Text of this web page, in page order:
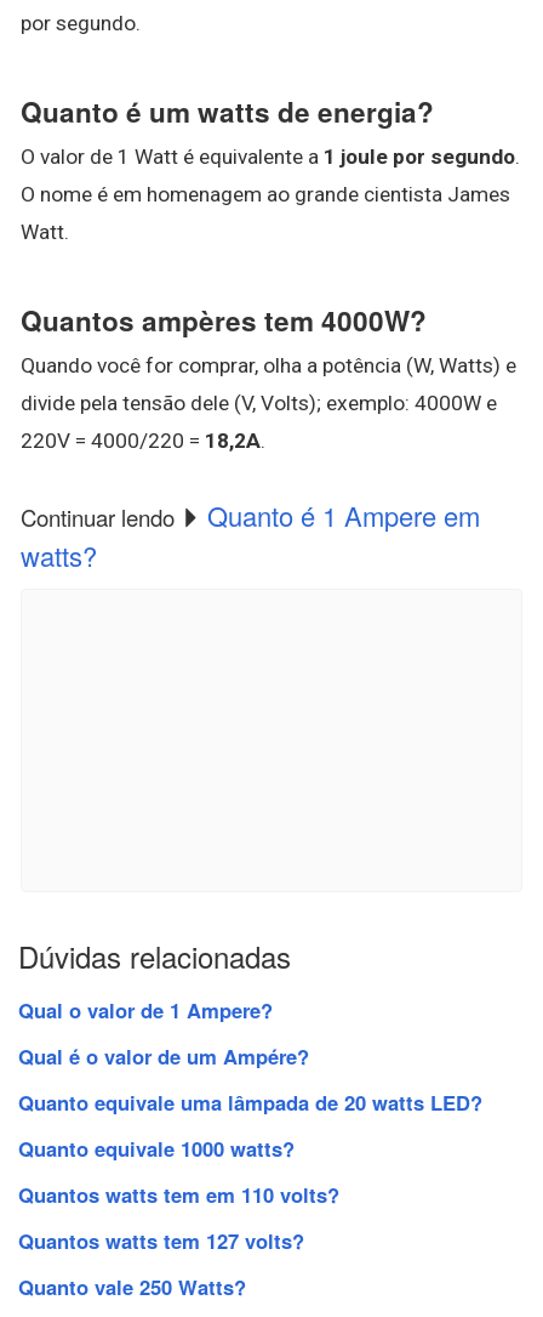
por segundo.
Quanto é um watts de energia?
O valor de 1 Watt é equivalente a 1 joule por segundo.
O nome é em homenagem ao grande cientista James
Watt.
Quantos ampères tem 4000W?
Quando você for comprar, olha a potência (W, Watts) e
divide pela tensão dele (V, Volts); exemplo: 4000W e
220V = 4000/220 = 18,2A.
Continuar lendo
Quanto é 1 Ampere em
watts?
Dúvidas relacionadas
Qual o valor de 1 Ampere?
Qual é o valor de um Ampére?
Quanto equivale uma lâmpada de 20 watts LED?
Quanto equivale 1000 watts?
Quantos watts tem em 110 volts?
Quantos watts tem 127 volts?
Quanto vale 250 Watts?